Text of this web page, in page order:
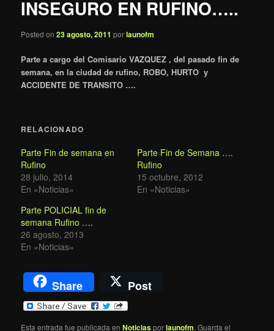
INSEGURO EN RUFINO…..
Posted on23 agosto, 2011 porlaunofm
Parte a cargo del Comisario VAZQUEZ , del pasado fin de
semana, en la ciudad de rufino, ROBO, HURTO y
ACCIDENTE DE TRANSITO ….
RELACIONADO
Parte Fin de semana en
Rufino
28 julio, 2014
En «Noticias»
Parte Fin de Semana ….
Rufino
15 octubre, 2012
En «Noticias»
Parte POLICIAL fin de
semana Rufino ….
26 agosto, 2013
En «Noticias»
Share Post
Esta entrada fue publicada enNoticiasporlaunofm. Guarda el